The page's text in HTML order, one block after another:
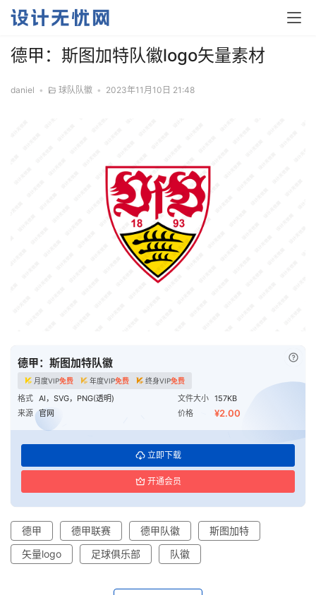
德甲：斯图加特队徽logo矢量素材
daniel • 球队队徽 • 2023年11月10日 21:48
德甲：斯图加特队徽
月度VIP免费 年度VIP免费 终身VIP免费
格式 AI，SVG，PNG(透明) 文件大小 157KB
来源 官网 价格 ¥2.00
立即下载
开通会员
德甲 德甲联赛 德甲队徽
斯图加特
矢量logo
足球俱乐部 队徽